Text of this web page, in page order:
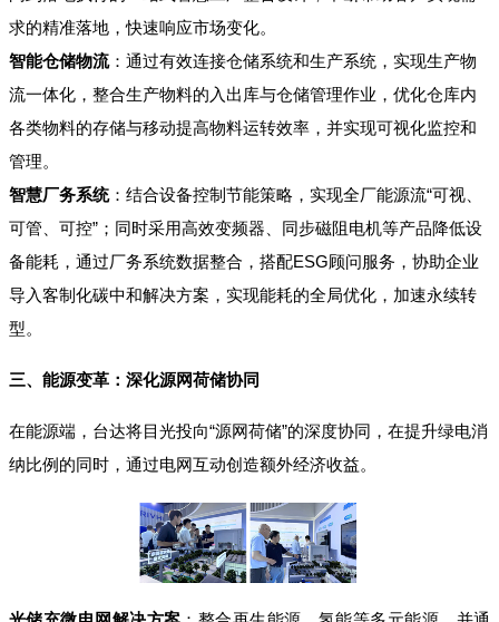
求的精准落地，快速响应市场变化。
智能仓储物流：通过有效连接仓储系统和生产系统，实现生产物
流一体化，整合生产物料的入出库与仓储管理作业，优化仓库内
各类物料的存储与移动提高物料运转效率，并实现可视化监控和
管理。
智慧厂务系统：结合设备控制节能策略，实现全厂能源流“可视、
可管、可控”；同时采用高效变频器、同步磁阻电机等产品降低设
备能耗，通过厂务系统数据整合，搭配ESG顾问服务，协助企业
导入客制化碳中和解决方案，实现能耗的全局优化，加速永续转
型。
三、能源变革：深化源网荷储协同
在能源端，台达将目光投向“源网荷储”的深度协同，在提升绿电消
纳比例的同时，通过电网互动创造额外经济收益。